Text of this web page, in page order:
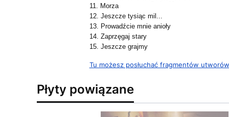
11. Morza
12. Jeszcze tysiąc mil...
13. Prowadźcie mnie anioły
14. Zaprzęgaj stary
15. Jeszcze grajmy
Tu możesz posłuchać fragmentów utworów
Płyty powiązane